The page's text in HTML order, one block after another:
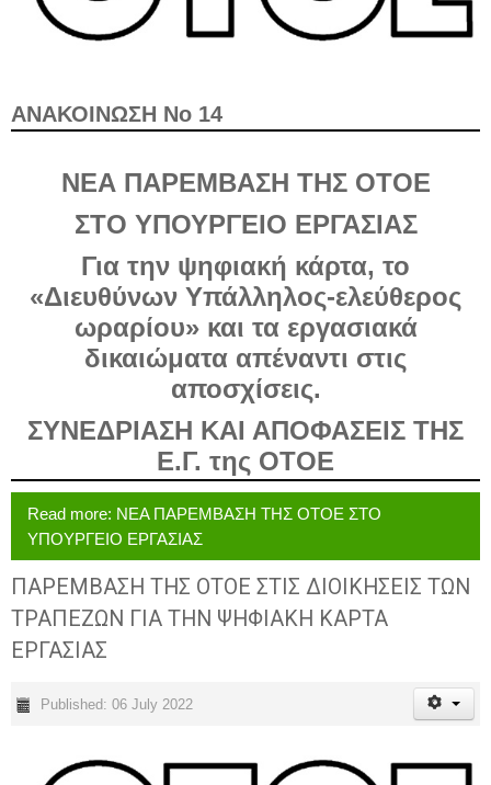
ΑΝΑΚΟΙΝΩΣΗ Νο 14
ΝΕΑ ΠΑΡΕΜΒΑΣΗ ΤΗΣ ΟΤΟΕ
ΣΤΟ ΥΠΟΥΡΓΕΙΟ ΕΡΓΑΣΙΑΣ
Για την ψηφιακή κάρτα, το
«Διευθύνων Υπάλληλος-ελεύθερος
ωραρίου» και τα εργασιακά
δικαιώματα απέναντι στις
αποσχίσεις.
ΣΥΝΕΔΡΙΑΣΗ ΚΑΙ ΑΠΟΦΑΣΕΙΣ ΤΗΣ
Ε.Γ. της ΟΤΟΕ
Read more: ΝΕΑ ΠΑΡΕΜΒΑΣΗ ΤΗΣ ΟΤΟΕ ΣΤΟ
ΥΠΟΥΡΓΕΙΟ ΕΡΓΑΣΙΑΣ
ΠΑΡΕΜΒΑΣΗ ΤΗΣ ΟΤΟΕ ΣΤΙΣ ΔΙΟΙΚΗΣΕΙΣ ΤΩΝ
ΤΡΑΠΕΖΩΝ ΓΙΑ ΤΗΝ ΨΗΦΙΑΚΗ ΚΑΡΤΑ
ΕΡΓΑΣΙΑΣ
Published: 06 July 2022